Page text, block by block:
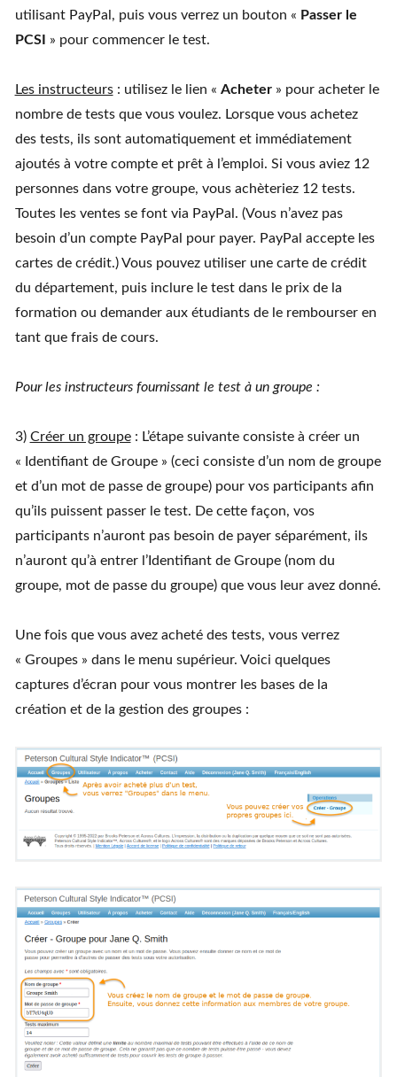
utilisant PayPal, puis vous verrez un bouton « Passer le
PCSI
» pour commencer le test.
Les instructeurs: utilisez le lien « Acheter» pour acheter le
nombre de tests que vous voulez. Lorsque vous achetez
des tests, ils sont automatiquement et immédiatement
ajoutés à votre compte et prêt à l’emploi. Si vous aviez 12
personnes dans votre groupe, vous achèteriez 12 tests.
Toutes les ventes se font via PayPal. (Vous n’avez pas
besoin d’un compte PayPal pour payer. PayPal accepte les
cartes de crédit.) Vous pouvez utiliser une carte de crédit
du département, puis inclure le test dans le prix de la
formation ou demander aux étudiants de le rembourser en
tant que frais de cours.
Pour les instructeurs fournissant le test à un groupe :
3) Créer un groupe: L’étape suivante consiste à créer un
« Identifiant de Groupe » (ceci consiste d’un nom de groupe
et d’un mot de passe de groupe) pour vos participants afin
qu’ils puissent passer le test. De cette façon, vos
participants n’auront pas besoin de payer séparément, ils
n’auront qu’à entrer l’Identifiant de Groupe (nom du
groupe, mot de passe du groupe) que vous leur avez donné.
Une fois que vous avez acheté des tests, vous verrez
« Groupes » dans le menu supérieur. Voici quelques
captures d’écran pour vous montrer les bases de la
création et de la gestion des groupes :